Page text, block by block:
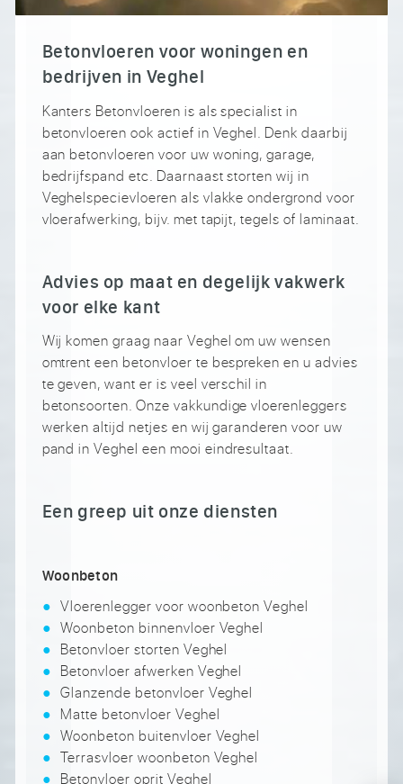
Betonvloeren voor woningen en
bedrijven in Veghel
Kanters Betonvloeren is als specialist in
betonvloeren ook actief in Veghel. Denk daarbij
aan betonvloeren voor uw woning, garage,
bedrijfspand etc. Daarnaast storten wij in
Veghelspecievloeren als vlakke ondergrond voor
vloerafwerking, bijv. met tapijt, tegels of laminaat.
Advies op maat en degelijk vakwerk
voor elke kant
Wij komen graag naar Veghel om uw wensen
omtrent een betonvloer te bespreken en u advies
te geven, want er is veel verschil in
betonsoorten. Onze vakkundige vloerenleggers
werken altijd netjes en wij garanderen voor uw
pand in Veghel een mooi eindresultaat.
Een greep uit onze diensten
Woonbeton
Vloerenlegger voor woonbeton Veghel
Woonbeton binnenvloer Veghel
Betonvloer storten Veghel
Betonvloer afwerken Veghel
Glanzende betonvloer Veghel
Matte betonvloer Veghel
Woonbeton buitenvloer Veghel
Terrasvloer woonbeton Veghel
Betonvloer oprit Veghel